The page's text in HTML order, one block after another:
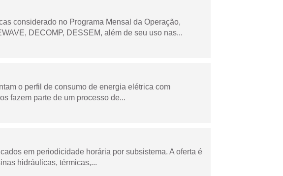
considerado no Programa Mensal da Operação,
DECOMP, DESSEM, além de seu uso nas...
o perfil de consumo de energia elétrica com
fazem parte de um processo de...
em periodicidade horária por subsistema. A oferta é
hidráulicas, térmicas,...